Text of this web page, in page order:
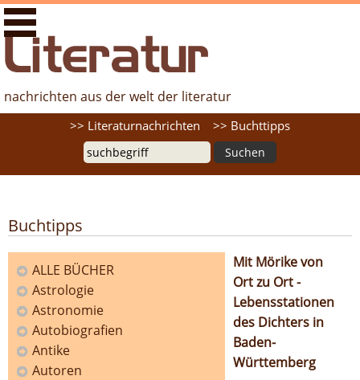
literaturfernsehen.de - Nachrichten aus der Welt der
Literatur
nachrichten aus der welt der literatur
>> Literaturnachrichten >> Buchttipps
Buchtipps
Kategorien
ALLE BÜCHER
Astrologie
Astronomie
Autobiografien
Antike
Autoren
Mit Mörike von
Ort zu Ort -
Lebensstationen
des Dichters in
Baden-
Württemberg